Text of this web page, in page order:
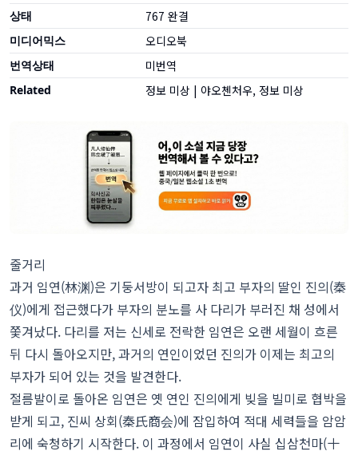
상태 767 완결
미디어믹스 오디오북
번역상태 미번역
Related 정보 미상 | 야오첸처우, 정보 미상
줄거리
과거 임연(林渊)은 기둥서방이 되고자 최고 부자의 딸인 진의(秦
仪)에게 접근했다가 부자의 분노를 사 다리가 부러진 채 성에서
쫓겨났다. 다리를 저는 신세로 전락한 임연은 오랜 세월이 흐른
뒤 다시 돌아오지만, 과거의 연인이었던 진의가 이제는 최고의
부자가 되어 있는 것을 발견한다.
절름발이로 돌아온 임연은 옛 연인 진의에게 빚을 빌미로 협박을
받게 되고, 진씨 상회(秦氏商会)에 잠입하여 적대 세력들을 암암
리에 숙청하기 시작한다. 이 과정에서 임연이 사실 십삼천마(十